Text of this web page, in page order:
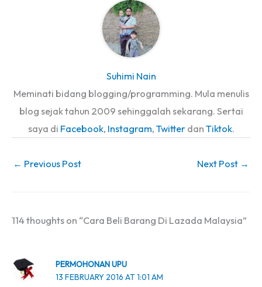
Suhimi Nain
Meminati bidang blogging/programming. Mula menulis
blog sejak tahun 2009 sehinggalah sekarang. Sertai
saya di Facebook, Instagram, Twitterdan Tiktok.
← Previous Post Next Post →
114 thoughts on “Cara Beli Barang Di Lazada Malaysia”
PERMOHONAN UPU
13 FEBRUARY 2016 AT 1:01 AM